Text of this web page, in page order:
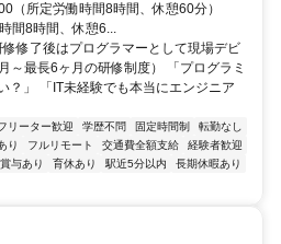
（所定労働時間8時間、休憩60分）
間8時間、休憩6...
修了後はプログラマーとして現場デビ
～最長6ヶ月の研修制度） 「プログラミ
？」 「IT未経験でも本当にエンジニア
リーター歓迎 学歴不問 固定時間制
転勤なし
り フルリモート 交通費全額支給
経験者歓迎
賞与あり 育休あり 駅近5分以内
長期休暇あり